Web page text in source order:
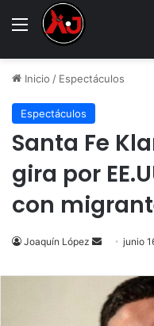
Menu
Inicio / Espectáculos
Espectáculos
Santa Fe
gira por
con
Joaquín López
Send
email
junio